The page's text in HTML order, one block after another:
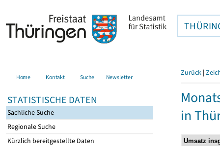
Home Kontakt Suche Newsletter
STATISTISCHE DATEN
Sachliche Suche
Regionale Suche
Kürzlich bereitgestellte Daten
Zurück |
in